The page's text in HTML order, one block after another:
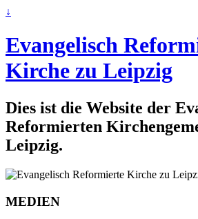
↓
Evangelisch
Kirche zu Leipzig
Dies ist die Website der
Reformierten
Leipzig.
MEDIEN